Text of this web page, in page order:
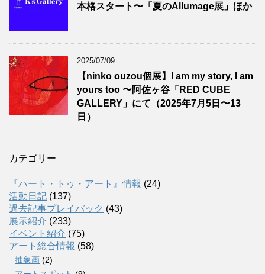
本格スタート〜「夏のAllumage展」ほか
2025/07/09
【ninko ouzou個展】I am my story, I am
yours too 〜阿佐ヶ谷「RED CUBE
GALLERY」にて（2025年7月5日〜13
日）
カテゴリー
『ハート・トゥ・アート』情報 (24)
活動日記 (137)
過去記事プレイバック (43)
展示紹介 (233)
イベント紹介 (75)
アート総合情報 (58)
抽象画 (2)